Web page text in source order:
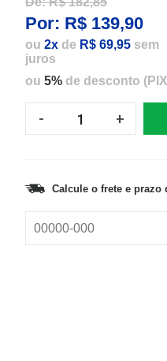
Por: R$ 139,90
ou 2x de R$ 69,95 sem
juros
ou 5% de desconto
Calcule o frete e prazo